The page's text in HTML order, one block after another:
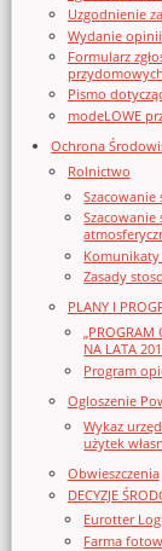
Uzgodnienie
Wydanie
Formularz
Pismo
modeLOWE
Ochrona
Rolnictwo
Zasady
PLANY I
„PROGRAM
NA LATA
Program
Ogloszenie
Wykaz
użytek
Obwieszczenia
DECYZJE
Eurotter
Farma